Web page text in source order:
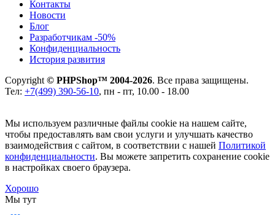
Контакты
Новости
Блог
Разработчикам -50%
Конфиденциальность
История развития
Copyright © PHPShop™ 2004-2026. Все права защищены.
Тел: +7(499) 390-56-10, пн - пт, 10.00 - 18.00
Мы используем различные файлы cookie на нашем сайте,
чтобы предоставлять вам свои услуги и улучшать качество
взаимодействия с сайтом, в соответствии с нашей Политикой
конфиденциальности. Вы можете запретить сохранение cookie
в настройках своего браузера.
Хорошо
Мы тут